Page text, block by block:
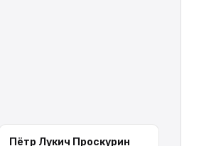
Пётр Лукич Проскурин